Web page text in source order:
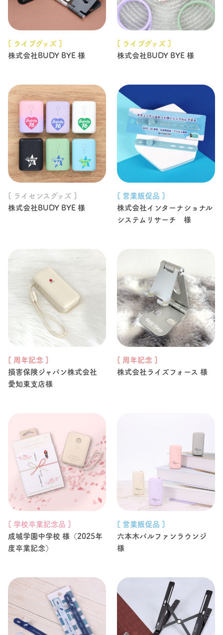
[ ライブグッズ ]
株式会社BUDY BYE 様
[ ライブグッズ ]
株式会社BUDY BYE 様
[ ライセンスグッズ ]
株式会社BUDY BYE 様
[ 営業販促品 ]
株式会社インターナショナル
システムリサーチ 様
[ 周年記念 ]
損害保険ジャパン株式会社
愛知東支店様
[ 周年記念 ]
株式会社ライズフォース 様
[ 学校卒業記念品 ]
成城学園中学校 様（2025年
度卒業記念）
[ 営業販促品 ]
六本木パルファンラウンジ
様